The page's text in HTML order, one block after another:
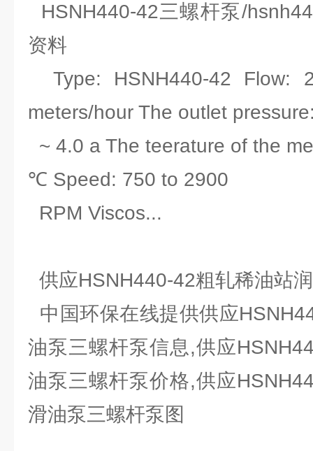
HSNH440-42三螺杆泵/
资料
Type: HSNH440-42 Flow:
meters/hour The outlet
~ 4.0 a The teerature of the
℃ Speed: 750 to 2900
RPM Viscos...
供应HSNH440-42粗轧稀油站
中国环保在线提供供应
油泵三螺杆泵信息,供应
油泵三螺杆泵价格,供应
滑油泵三螺杆泵图